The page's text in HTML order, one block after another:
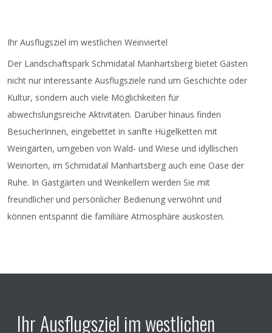
gute Musik die Gasslspieler.
Bevor es zum bunten Markttreiben geht, werden um
9.30 Uhr auf der Schanz in Radlbrunn die
Palmzweige gesegnet und anschließend führt eine
Prozession zur Kirche und zum Gottesdienst in die
Pfarrkirche Radlbrunn.
Eintritt frei!
Brandlhof und Kulturpavillon
Radlbrunn 24
3710 Radlbrunn
www.volkskulturnoe.at
Ihr Ausflugsziel im westlichen Weinviertel
Der Landschaftspark Schmidatal Manhartsberg bietet Gästen
nicht nur interessante Ausflugsziele rund um Geschichte oder
Kultur, sondern auch viele Möglichkeiten für
abwechslungsreiche Aktivitäten. Darüber hinaus finden
BesucherInnen, eingebettet in sanfte Hügelketten mit
Weingärten, umgeben von Wald- und Wiese und idyllischen
Weinorten, im Schmidatal Manhartsberg auch eine Oase der
Ruhe. In Gastgärten und Weinkellern werden Sie mit
freundlicher und persönlicher Bedienung verwöhnt und
können entspannt die familiäre Atmosphäre auskosten.
Ihr Ausflugsziel im westlichen